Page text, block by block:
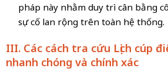
pháp này nhằm duy trì cân bằng
sự cố lan rộng trên toàn hệ thống.
III. Các cách tra cứu Lịch cúp
nhanh chóng và chính xác